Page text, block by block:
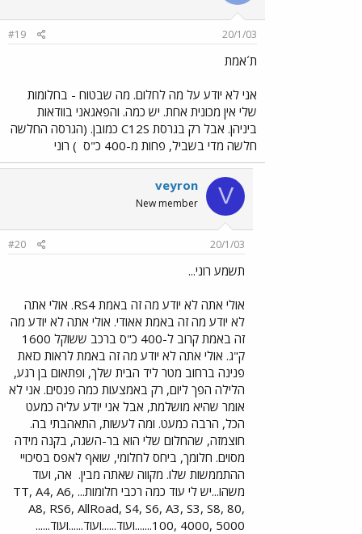
20/1/03
#19
ת´אמת
אני לא יודע על מה לחלום. מה שבטוח - בחלומות
שלי אין מכונית אחת. יש כמה. והפאגאני בוודאות
ביניהן. אבל רק בגרסת C12S כמובן. (הגרסה החלשה
חלשה מדי בשביל, פחות מ-400 כ"ס
) רוני
V
veyron
New member
20/1/03
#20
תשמע רוני...
אולי אתה לא יודע מה זה באמת RS4. אולי אתה
לא יודע מה זה באמת אאודי. אולי אתה לא יודע מה
זה באמת קרוב ל-400 כ"ס ברכב ששוקל 1600
ק"ג. אולי אתה לא יודע מה זה באמת לראות כזאת
פנינה ברחוב מטר ליד הבית שלך, ופתאום בן רגע,
הלילה הפך ליום, רק באמצעות כמה פנסים. אני לא
אומר שהיא מושלמת, אבל אני יודע עליה כמעט
הכל, הרבה כמעט. ומה לעשות, התאהבתי בה.
חוצמזה, שהחלום שלי הוא בר-השגה, בקנה מידה
מסוים. חלומך, ביחס לחלומי, שואף לאפס בסיכויי
ההתממשות שלו. מקווה שאתה מבין. אה, ועוד
משהו...יש לי עוד כמה רכבי חלומות... TT, A4, A6,
A8, RS6, AllRoad, S4, S6, A3, S3, S8, 80,
100, 4000, 5000.......ועוד......ועוד......ועוד......